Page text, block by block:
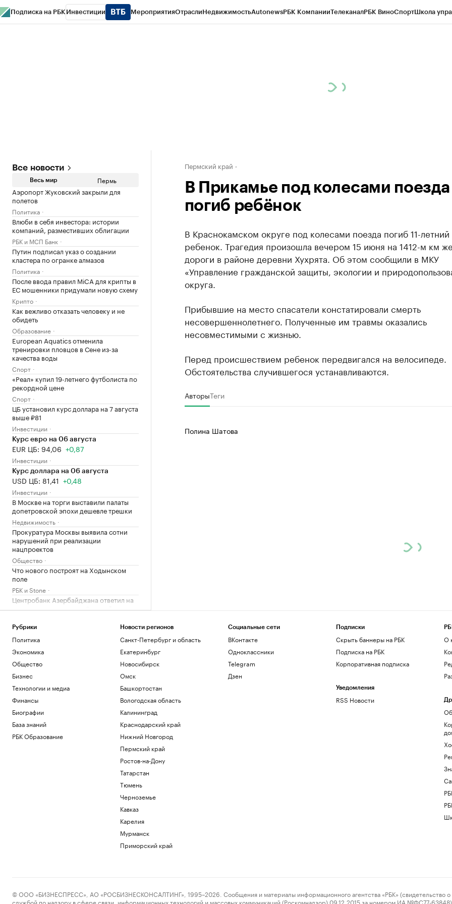
Подписка на РБК Инвестиции МероприятияОтраслиНедвижимостьAutonewsРБК КомпанииТелеканалРБК ВиноСпортШкола
Все новости
Весь мир Пермь
Аэропорт Жуковский закрыли для
полетов
Политика
Влюби в себя инвестора: истории
компаний, разместивших облигации
РБК и МСП Банк
Путин подписал указ о создании
кластера по огранке алмазов
Политика
После ввода правил MiCA для крипты в
ЕС мошенники придумали новую схему
Крипто
Как вежливо отказать человеку и не
обидеть
Образование
European Aquatics отменила
тренировки пловцов в Сене из-за
качества воды
Спорт
«Реал» купил 19-летнего футболиста по
рекордной цене
Спорт
ЦБ установил курс доллара на 7 августа
выше ₽81
Инвестиции
Курс евро на 06 августа
EUR ЦБ: 94,06 +0,87
Инвестиции
Курс доллара на 06 августа
USD ЦБ: 81,41 +0,48
Инвестиции
В Москве на торги выставили палаты
допетровской эпохи дешевле трешки
Недвижимость
Прокуратура Москвы выявила сотни
нарушений при реализации
нацпроектов
Общество
Что нового построят на Ходынском
поле
РБК и Stone
Центробанк Азербайджана ответил на
остановку переводов «Золотой
Финансы
Премьер Грузии назвал саботажем
туристам
Политика
Путин запретил передавать акции
Шереметьево иностранным лицам
Политика
Государство получит «золотую акцию»
при приватизации Шереметьево
Политика
МИД отказался зеркально отвечать на
«театральный жест» властей Румынии
рассказали, куда отправят студентов
Пермский край
В Прикамье под колесами поезда
погиб ребёнок
В Краснокамском округе под колесами поезда погиб 11-летний
ребенок. Трагедия произошла вечером 15 июня на 1412-м км
дороги в районе деревни Хухрята. Об этом сообщили в МКУ
«Управление гражданской защиты, экологии и
округа.
Прибывшие на место спасатели констатировали смерть
несовершеннолетнего. Полученные им травмы оказались
несовместимыми с жизнью.
Перед происшествием ребенок передвигался на велосипеде.
Обстоятельства случившегося устанавливаются.
АвторыТеги
Полина Шатова
Рубрики
Политика
Экономика
Общество
Бизнес
Технологии и медиа
Финансы
Биографии
База знаний
РБК Образование
Новости регионов
Санкт-Петербург и область
Екатеринбург
Новосибирск
Омск
Башкортостан
Вологодская область
Калининград
Краснодарский край
Нижний Новгород
Пермский край
Ростов-на-Дону
Татарстан
Тюмень
Черноземье
Кавказ
Карелия
Мурманск
Приморский край
Социальные сети
ВКонтакте
Одноклассники
Telegram
Дзен
Подписки
Скрыть баннеры на РБК
Подписка на РБК
Корпоративная подписка
Уведомления
RSS Новости
О
© ООО «БИЗНЕСПРЕСС», АО «РОСБИЗНЕСКОНСАЛТИНГ», 1995–2026. Сообщения и материалы информационного агентства «РБК» (свидетельство о
службой по надзору в сфере связи, информационных технологий и массовых коммуникаций (Роскомнадзор) 09.12.2015 за номером ИА №ФС77-63848)